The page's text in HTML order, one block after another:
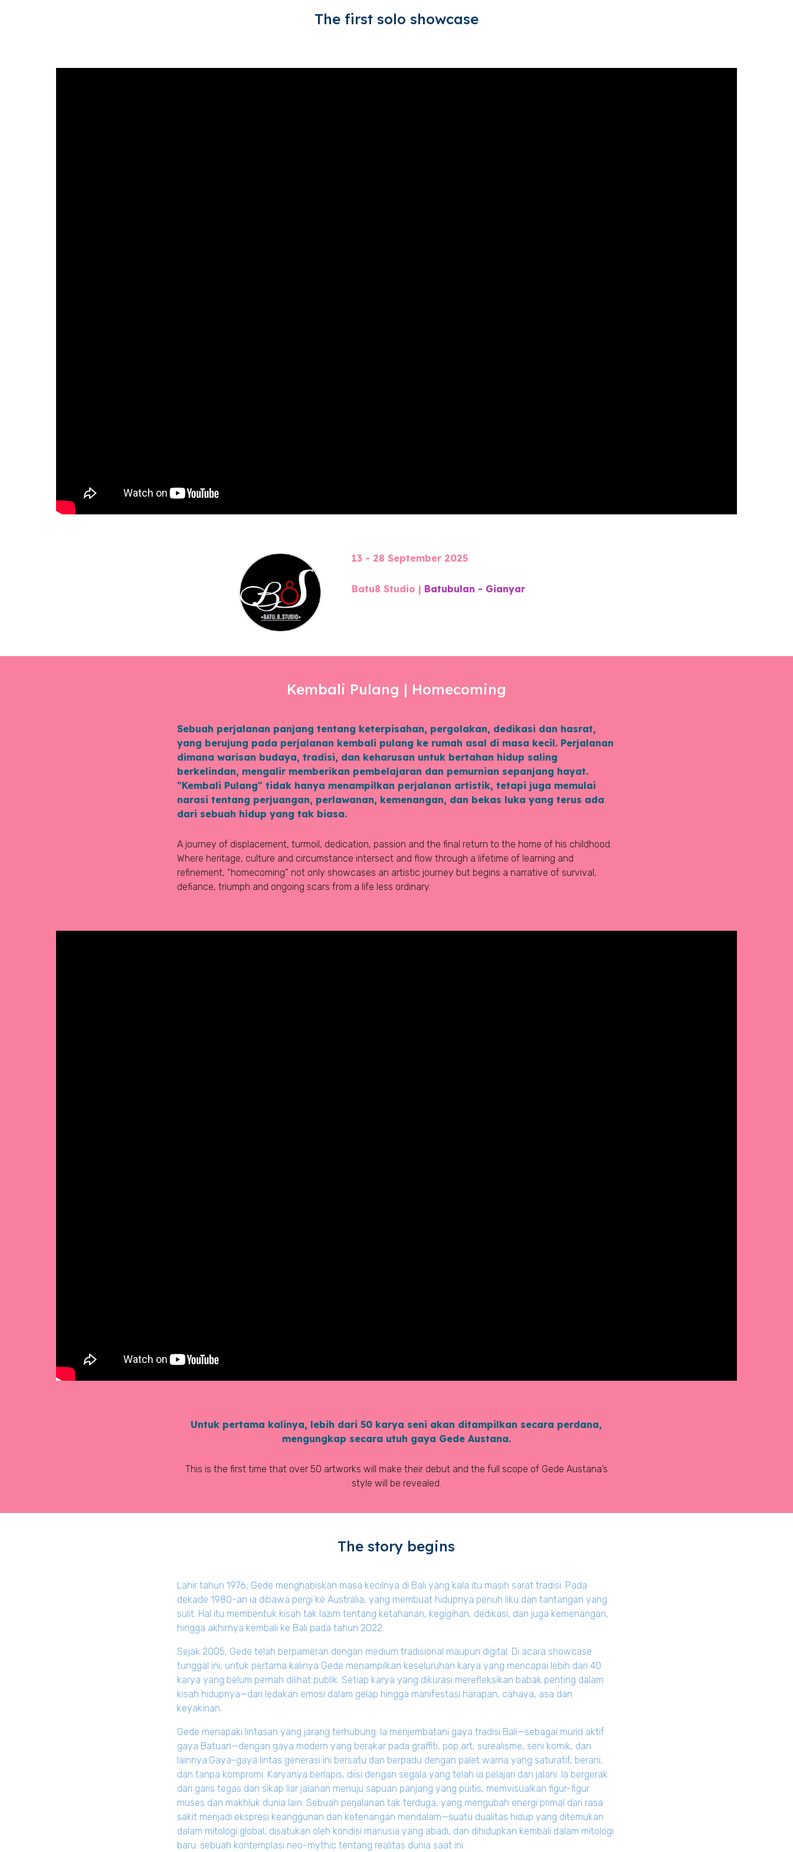
The first solo showcase
13 - 28 September 2025
Batu8 Studio | Batubulan - Gianyar
Kembali Pulang | Homecoming
Sebuah perjalanan panjang tentang keterpisahan, pergolakan, dedikasi dan hasrat,
yang berujung pada perjalanan kembali pulang ke rumah asal di masa kecil. Perjalanan
dimana warisan budaya, tradisi, dan keharusan untuk bertahan hidup saling
berkelindan, mengalir memberikan pembelajaran dan pemurnian sepanjang hayat.
"Kembali Pulang" tidak hanya menampilkan perjalanan artistik, tetapi juga memulai
narasi tentang perjuangan, perlawanan, kemenangan, dan bekas luka yang terus ada
dari sebuah hidup yang tak biasa.
A journey of displacement, turmoil, dedication, passion and the final return to the home of his childhood.
Where heritage, culture and circumstance intersect and flow through a lifetime of learning and
refinement, “homecoming” not only showcases an artistic journey but begins a narrative of survival,
defiance, triumph and ongoing scars from a life less ordinary.
Untuk pertama kalinya, lebih dari 50 karya seni akan ditampilkan secara perdana,
mengungkap secara utuh gaya Gede Austana.
This is the first time that over 50 artworks will make their debut and the full scope of Gede Austana’s
style will be revealed.
The story begins
Lahir tahun 1976, Gede menghabiskan masa kecilnya di Bali yang kala itu masih sarat tradisi. Pada
dekade 1980-an ia dibawa pergi ke Australia, yang membuat hidupnya penuh liku dan tantangan yang
sulit. Hal itu membentuk kisah tak lazim tentang ketahanan, kegigihan, dedikasi, dan juga kemenangan,
hingga akhirnya kembali ke Bali pada tahun 2022.
Sejak 2005, Gede telah berpameran dengan medium tradisional maupun digital. Di acara showcase
tunggal ini, untuk pertama kalinya Gede menampilkan keseluruhan karya yang mencapai lebih dari 40
karya yang belum pernah dilihat publik. Setiap karya yang dikurasi merefleksikan babak penting dalam
kisah hidupnya—dari ledakan emosi dalam gelap hingga manifestasi harapan, cahaya, asa dan
keyakinan.
Gede menapaki lintasan yang jarang terhubung. Ia menjembatani gaya tradisi Bali—sebagai murid aktif
gaya Batuan—dengan gaya modern yang berakar pada graffiti, pop art, surealisme, seni komik, dan
lainnya.Gaya-gaya lintas generasi ini bersatu dan berpadu dengan palet warna yang saturatif, berani,
dan tanpa kompromi. Karyanya berlapis, diisi dengan segala yang telah ia pelajari dan jalani. Ia bergerak
dari garis tegas dan sikap liar jalanan menuju sapuan panjang yang puitis, memvisualkan figur-figur
muses dan makhluk dunia lain. Sebuah perjalanan tak terduga, yang mengubah energi primal dari rasa
sakit menjadi ekspresi keanggunan dan ketenangan mendalam—suatu dualitas hidup yang ditemukan
dalam mitologi global, disatukan oleh kondisi manusia yang abadi, dan dihidupkan kembali dalam mitologi
baru: sebuah kontemplasi neo-mythic tentang realitas dunia saat ini.